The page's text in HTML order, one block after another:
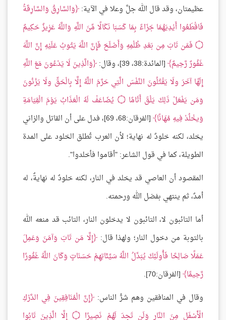
عظيمتان، وقد قال الله جلَّ وعلا في الآية: وَالسَّارِقُ وَالسَّارِقَةُ
فَاقْطَعُوا أَيْدِيَهُمَا جَزَاءً بِمَا كَسَبَا نَكَالًا مِّنَ اللَّهِ وَاللَّهُ عَزِيزٌ حَكِيمٌ
۝ فَمَن تَابَ مِن بَعْدِ ظُلْمِهِ وَأَصْلَحَ فَإِنَّ اللَّهَ يَتُوبُ عَلَيْهِ إِنَّ اللَّهَ
غَفُورٌ رَّحِيمٌ [المائدة:38، 39]، وقال:
وَالَّذِينَ لَا يَدْعُونَ مَعَ اللَّهِ
إِلَهًا آخَرَ ولَا يَقْتُلُونَ النَّفْسَ الَّتِي حَرَّمَ اللَّهُ إِلَّا بِالْحَقِّ ولَا يَزْنُونَ
وَمَن يَفْعَلْ ذَلِكَ يَلْقَ أَثَامًا۝ يُضَاعَفْ لَهُ الْعَذَابُ يَوْمَ الْقِيَامَةِ
وَيخْلُدْ فِيهِ مُهَانًا
[الفرقان:68، 69]، فدل على أن القاتل والزاني
يخلد، لكنه خلودٌ له نهاية؛ لأن العرب تُطلق الخلود على المدة
الطويلة، كما في قول الشاعر: "أقاموا فأخلدوا".
المقصود أن العاصي قد يخلد في النار، لكنه خلودٌ له نهايةٌ، له
أمدٌ، ثم ينتهي بفضل الله ورحمته.
أما التائبون لا، التائبون لا يدخلون النار، التائب قد منعه الله
بالتوبة من دخول النار؛ ولهذا قال: إِلَّا مَن تَابَ وَآمَنَ وَعَمِلَ
عَمَلًا صَالِحًا فَأُولَئِكَ يُبَدِّلُ اللَّهُ سَيِّئَاتِهِمْ حَسَنَاتٍ وَكَانَ اللَّهُ غَفُورًا
رَّحِيمًا [الفرقان:70].
وقال في المنافقين وهم شرُّ الناس: إِنَّ الْمُنَافِقِينَ فِي الدَّرْكِ
الْأَسْفَلِ مِنَ النَّارِ وَلَن تَجِدَ لَهُمْ نَصِيرًا ۝ إِلَّا الَّذِينَ تَابُوا